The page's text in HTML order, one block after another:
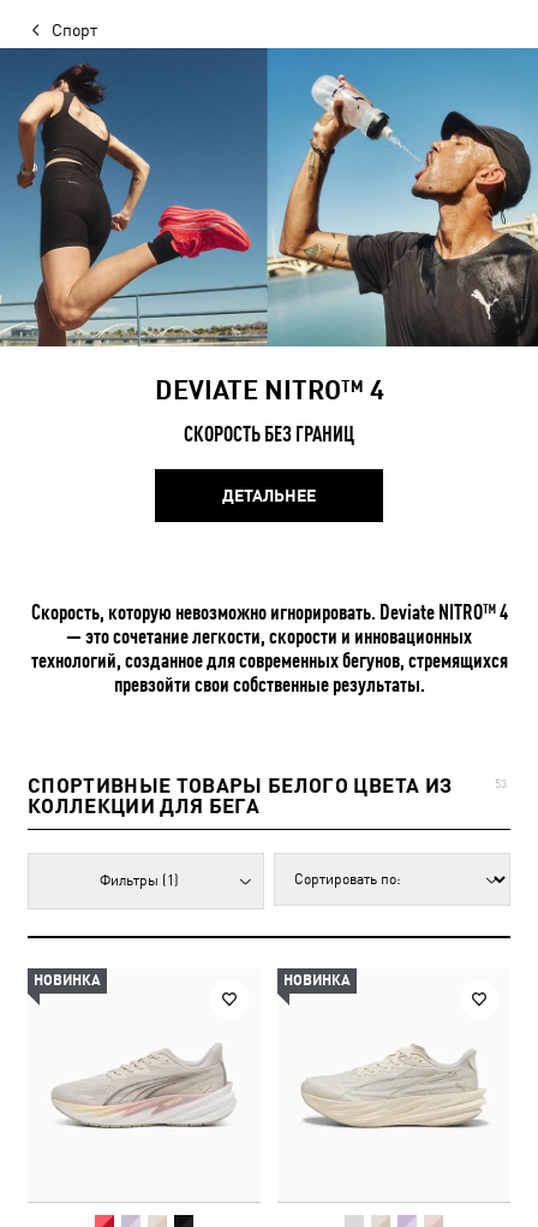
Спорт
DEVIATE NITRO™ 4
СКОРОСТЬ БЕЗ ГРАНИЦ
ДЕТАЛЬНЕЕ
Скорость, которую невозможно игнорировать. Deviate NITRO™ 4
— это сочетание легкости, скорости и инновационных
технологий, созданное для современных бегунов, стремящихся
превзойти свои собственные результаты.
СПОРТИВНЫЕ ТОВАРЫ БЕЛОГО ЦВЕТА ИЗ
КОЛЛЕКЦИИ ДЛЯ БЕГА
53
Фильтры (1)
НОВИНКА НОВИНКА